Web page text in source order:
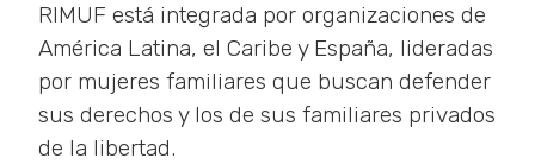
RIMUF está integrada por organizaciones de
América Latina, el Caribe y España, lideradas
por mujeres familiares que buscan defender
sus derechos y los de sus familiares privados
de la libertad.